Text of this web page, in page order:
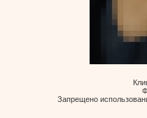
Запрещено